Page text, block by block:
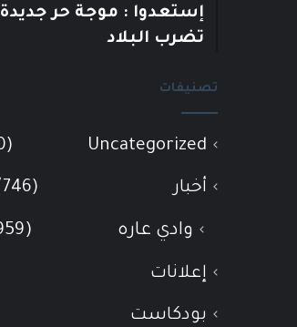
إستعدوا : موجة حر جديدة
تضرب البلاد
تصنيفات
Uncategorized
(120)
أخبار (15٬746)
وادي عاره (2٬959)
إعلانات
بودكاست